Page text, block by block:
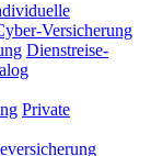
Versicherung
Dienstreise-
Private